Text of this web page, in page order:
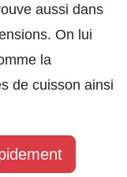
aussi dans
On lui
la
de cuisson ainsi